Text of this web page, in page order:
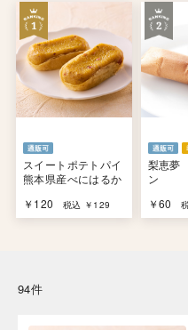
スイートポテトパイ
熊本県産べにはるか
￥120
税込 ￥129
梨恵夢
ン
￥60
94件